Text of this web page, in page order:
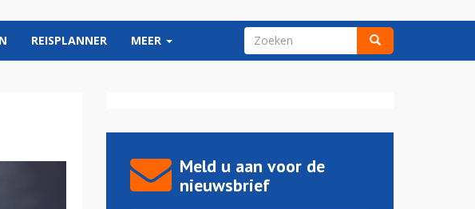
REISPLANNER MEER ZOEKVELD
Meld u aan voor de
nieuwsbrief